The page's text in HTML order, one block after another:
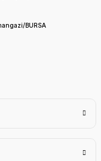
BURSA